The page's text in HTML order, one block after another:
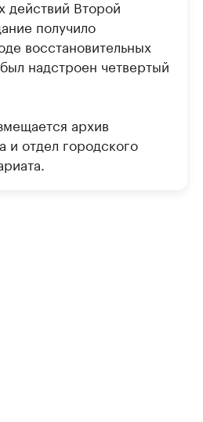
действий Второй
получило
восстановительных
надстроен четвертый
архив
и отдел городского